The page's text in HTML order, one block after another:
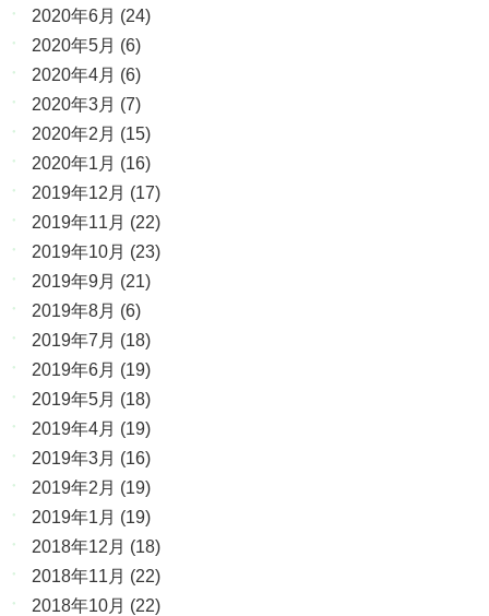
2020年6月 (24)
2020年5月 (6)
2020年4月 (6)
2020年3月 (7)
2020年2月 (15)
2020年1月 (16)
2019年12月 (17)
2019年11月 (22)
2019年10月 (23)
2019年9月 (21)
2019年8月 (6)
2019年7月 (18)
2019年6月 (19)
2019年5月 (18)
2019年4月 (19)
2019年3月 (16)
2019年2月 (19)
2019年1月 (19)
2018年12月 (18)
2018年11月 (22)
2018年10月 (22)